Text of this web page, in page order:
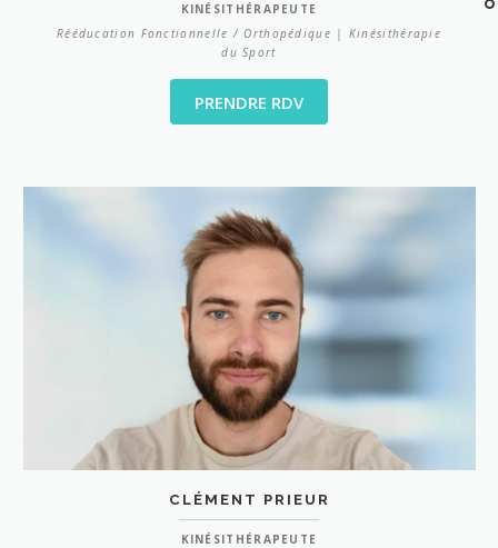
KINÉSITHÉRAPEUTE
Rééducation Fonctionnelle / Orthopédique | Kinésithérapie
du Sport
PRENDRE RDV
CLÉMENT PRIEUR
KINÉSITHÉRAPEUTE